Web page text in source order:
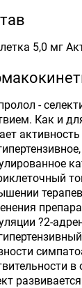
5,0 мг
-
Как и
?2-